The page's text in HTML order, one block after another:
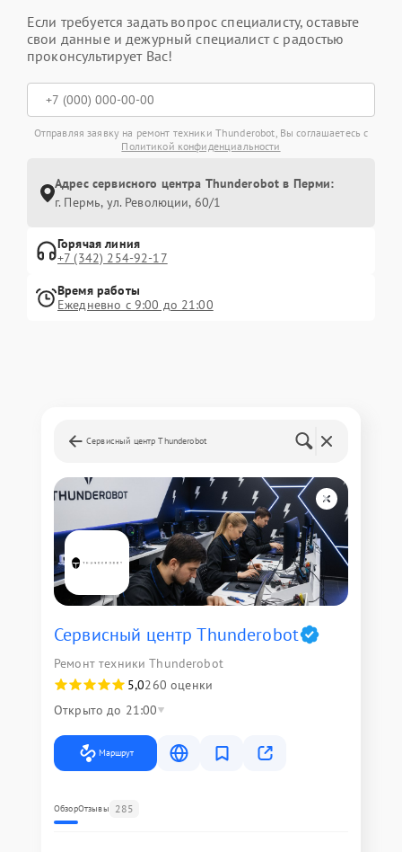
Если требуется задать вопрос специалисту, оставьте
свои данные и дежурный специалист с радостью
проконсультирует Вас!
Отправляя заявку на ремонт техники Thunderobot, Вы соглашаетесь с
Политикой конфиденциальности
Адрес сервисного центра Thunderobot в Перми:
г. Пермь, ул. ​Революции, 60/1
Горячая линия
+7 (342) 254-92-17
Время работы
Ежедневно с 9:00 до 21:00
Сервисный центр Thunderobot
Сервисный центр Thunderobot
Ремонт техники Thunderobot
5,0260 оценки
Открыто до 21:00
Маршрут
ОбзорОтзывы 285